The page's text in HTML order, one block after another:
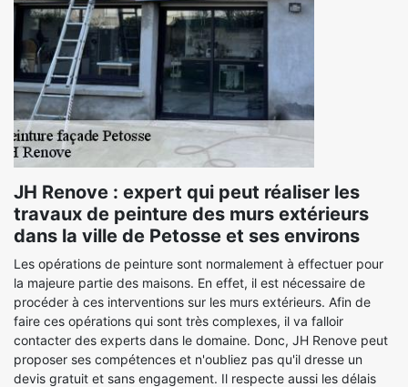
JH Renove : expert qui peut réaliser les
travaux de peinture des murs extérieurs
dans la ville de Petosse et ses environs
Les opérations de peinture sont normalement à effectuer pour
la majeure partie des maisons. En effet, il est nécessaire de
procéder à ces interventions sur les murs extérieurs. Afin de
faire ces opérations qui sont très complexes, il va falloir
contacter des experts dans le domaine. Donc, JH Renove peut
proposer ses compétences et n'oubliez pas qu'il dresse un
devis gratuit et sans engagement. Il respecte aussi les délais